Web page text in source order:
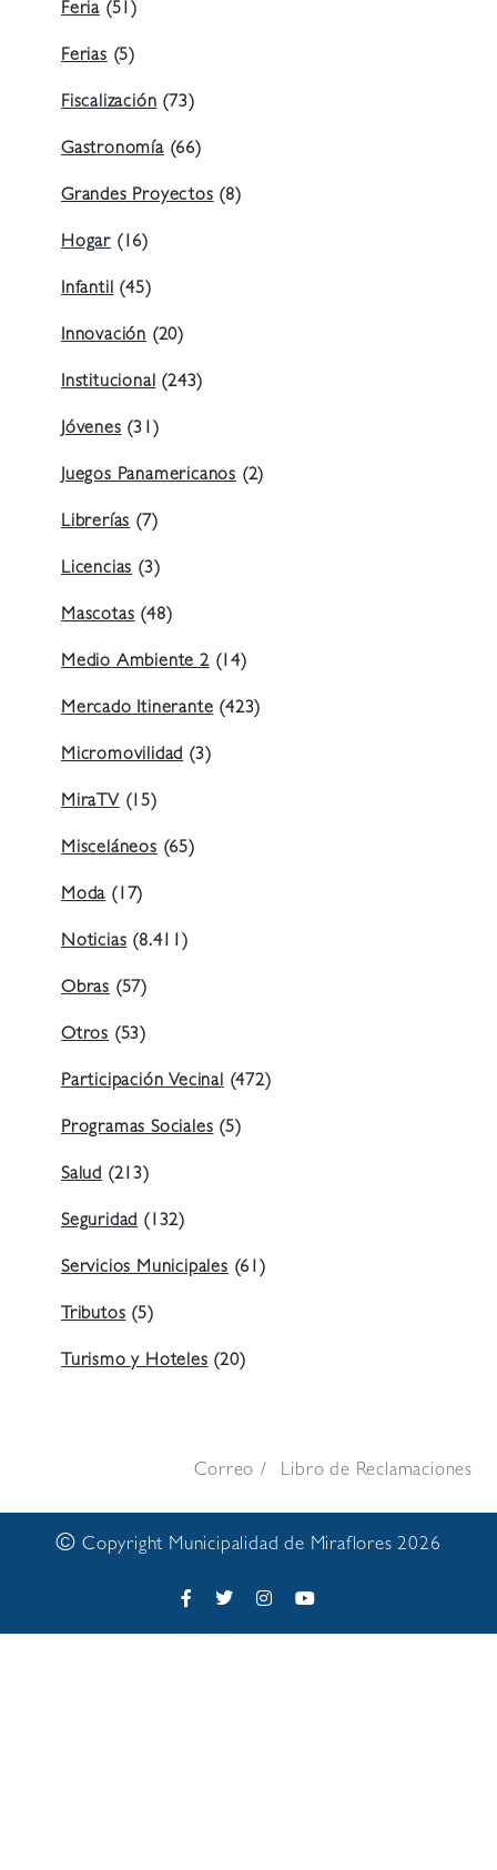
Feria (51)
Ferias(5)
Fiscalización(73)
Gastronomía(66)
Grandes Proyectos(8)
Hogar (16)
Infantil(45)
Innovación (20)
Institucional(243)
Jóvenes(31)
Juegos Panamericanos (2)
Librerías(7)
Licencias(3)
Mascotas(48)
Medio Ambiente 2(14)
Mercado Itinerante(423)
Micromovilidad(3)
MiraTV(15)
Misceláneos(65)
Moda(17)
Noticias(8.411)
Obras (57)
Otros (53)
Participación Vecinal(472)
Programas Sociales(5)
Salud (213)
Seguridad(132)
Servicios Municipales(61)
Tributos(5)
Turismo y Hoteles(20)
Correo Libro de Reclamaciones
© Copyright Municipalidad de Miraflores 2026